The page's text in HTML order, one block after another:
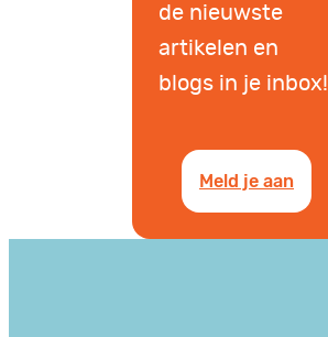
de nieuwste
artikelen en
blogs in je inbox!
Meld je aan